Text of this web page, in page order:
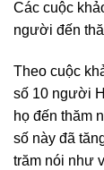
Các cuộc
người đến
Theo cuộc
số 10 người
họ đến thăm
số này đã
trăm nói như